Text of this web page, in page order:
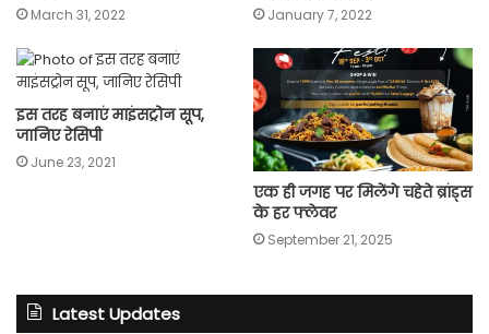
March 31, 2022 January 7, 2022
इस तरह बनाएं माइंसट्रोन सूप,
जानिए रेसिपी
June 23, 2021
एक ही जगह पर मिलेंगे चहेते ब्रांड्स
के हर फ्लेवर
September 21, 2025
Latest Updates